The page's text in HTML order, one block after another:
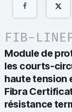
FIB-
Module de
les courts-
haute tension
Fibra
résistance